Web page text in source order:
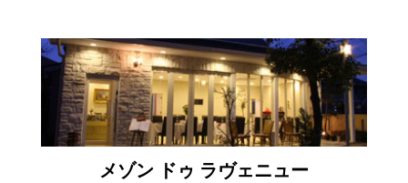
メゾン ドゥ ラヴェニュー